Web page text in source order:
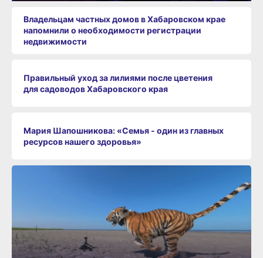
Владельцам частных домов в Хабаровском крае
напомнили о необходимости регистрации
недвижимости
Правильный уход за лилиями после цветения
для садоводов Хабаровского края
Мария Шапошникова: «Семья - один из главных
ресурсов нашего здоровья»